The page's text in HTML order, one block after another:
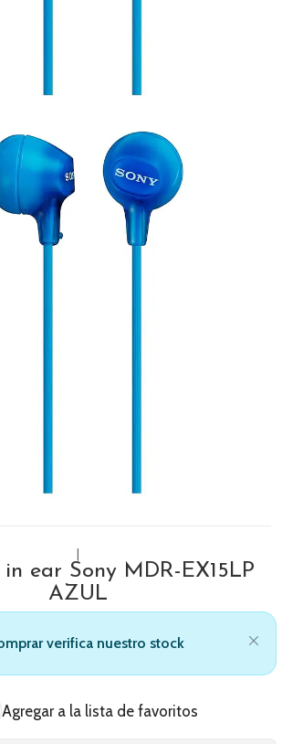
ear Sony MDR-EX15LP
AZUL
verifica nuestro stock
Agregar a la lista de favoritos